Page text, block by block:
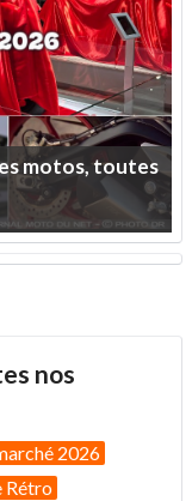
motos,toutes
nos
2026
Rétro